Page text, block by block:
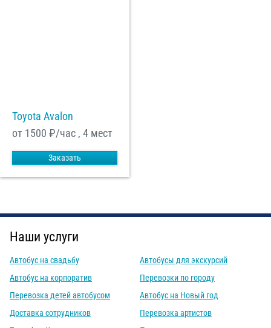
Toyota Avalon
от 1500 ₽/час , 4 мест
Заказать
Наши услуги
Автобус на свадьбу
Автобус на корпоратив
Перевозка детей автобусом
Доставка сотрудников
Автобусы для экскурсий
Перевозки по городу
Автобус на Новый год
Перевозка артистов